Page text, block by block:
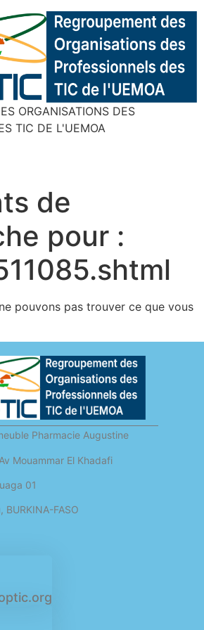
ORGANISATIONS DES
TIC DE L'UEMOA
de
pour :
pouvons pas trouver ce que vous
Pharmacie Augustine
Mouammar El Khadafi
01
BURKINA-FASO